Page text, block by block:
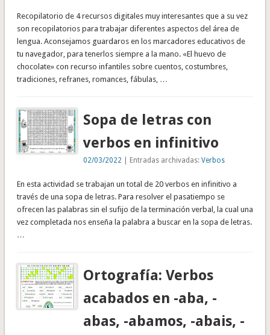
Recopilatorio de 4 recursos digitales muy interesantes que a su vez
son recopilatorios para trabajar diferentes aspectos del área de
lengua. Aconsejamos guardaros en los marcadores educativos de
tu navegador, para tenerlos siempre a la mano. «El huevo de
chocolate» con recurso infantiles sobre cuentos, costumbres,
tradiciones, refranes, romances, fábulas, …
Sopa de letras con
verbos en infinitivo
02/03/2022 | Entradas archivadas:Verbos
En esta actividad se trabajan un total de 20 verbos en infinitivo a
través de una sopa de letras. Para resolver el pasatiempo se
ofrecen las palabras sin el sufijo de la terminación verbal, la cual una
vez completada nos enseña la palabra a buscar en la sopa de letras.
…
Ortografía: Verbos
acabados en -aba, -
abas, -abamos, -abais, -